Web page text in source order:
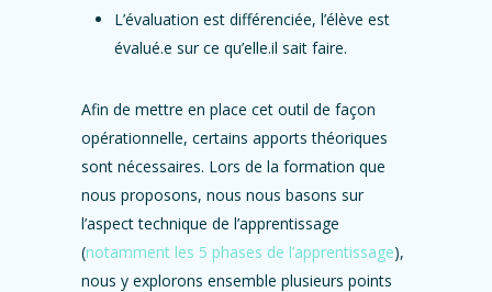
L’évaluation est différenciée, l’élève est
évalué.e sur ce qu’elle.il sait faire.
Afin de mettre en place cet outil de façon
opérationnelle, certains apports théoriques
sont nécessaires. Lors de la formation que
nous proposons, nous nous basons sur
l’aspect technique de l’apprentissage
(notamment les 5 phases de l’apprentissage),
nous y explorons ensemble plusieurs points